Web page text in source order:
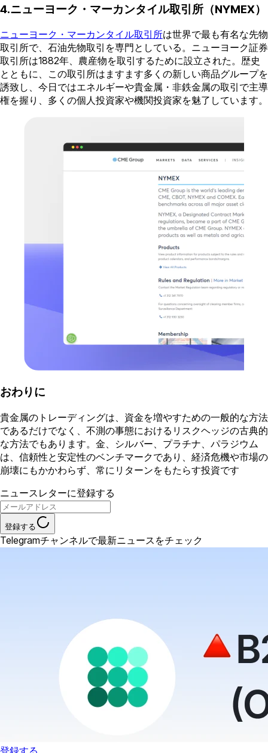
4.ニューヨーク・マーカンタイル取引所（NYMEX）
ニューヨーク・マーカンタイル取引所は世界で最も有名な先物
取引所で、石油先物取引を専門としている。ニューヨーク証券
取引所は1882年、農産物を取引するために設立された。歴史
とともに、この取引所はますます多くの新しい商品グループを
誘致し、今日ではエネルギーや貴金属・非鉄金属の取引で主導
権を握り、多くの個人投資家や機関投資家を魅了しています。
おわりに
貴金属のトレーディングは、資金を増やすための一般的な方法
であるだけでなく、不測の事態におけるリスクヘッジの古典的
な方法でもあります。金、シルバー、プラチナ、パラジウム
は、信頼性と安定性のベンチマークであり、経済危機や市場の
崩壊にもかかわらず、常にリターンをもたらす投資です
ニュースレターに登録する
登録する
Telegramチャンネルで最新ニュースをチェック
登録する